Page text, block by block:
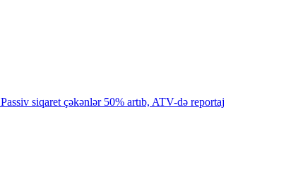
Passiv siqaret çəkənlər 50% artıb, ATV-də reportaj